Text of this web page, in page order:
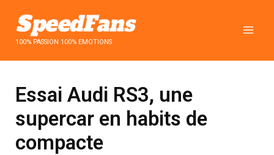
contenu100% PASSION 100% EMOTIONS
Essai Audi RS3, une
supercar en habits de
compacte